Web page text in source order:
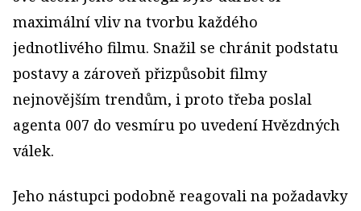
maximální vliv na tvorbu každého
jednotlivého filmu. Snažil se chránit podstatu
postavy a zároveň přizpůsobit filmy
nejnovějším trendům, i proto třeba poslal
agenta 007 do vesmíru po uvedení Hvězdných
válek.
Jeho nástupci podobně reagovali na požadavky